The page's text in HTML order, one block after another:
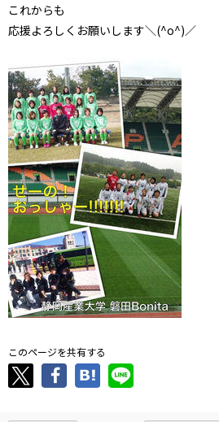
これからも
応援よろしくお願いします＼(^o^)／
このページを共有する